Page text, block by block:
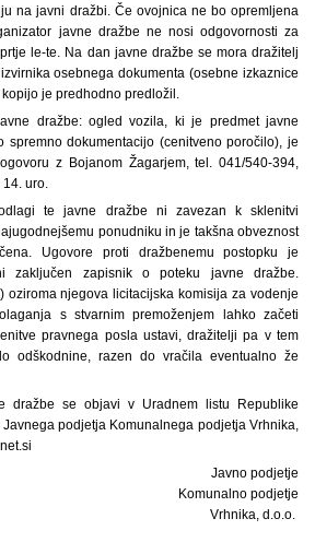
na javni dražbi. Če ovojnica ne bo opremljena
javne dražbe ne nosi odgovornosti za
le-te. Na dan javne dražbe se mora dražitelj
osebnega dokumenta (osebne izkaznice
je predhodno predložil.
dražbe: ogled vozila, ki je predmet javne
spremno dokumentacijo (cenitveno poročilo), je
z Bojanom Žagarjem, tel. 041/540-394,
uro.
te javne dražbe ni zavezan k sklenitvi
ponudniku in je takšna obveznost
Ugovore proti dražbenemu postopku je
zaključen zapisnik o poteku javne dražbe.
oziroma njegova licitacijska komisija za vodenje
s stvarnim premoženjem lahko začeti
pravnega posla ustavi, dražitelji pa v tem
odškodnine, razen do vračila eventualno že
dražbe se objavi v Uradnem listu Republike
podjetja Komunalnega podjetja Vrhnika,
Javno podjetje
Komunalno podjetje
Vrhnika, d.o.o.